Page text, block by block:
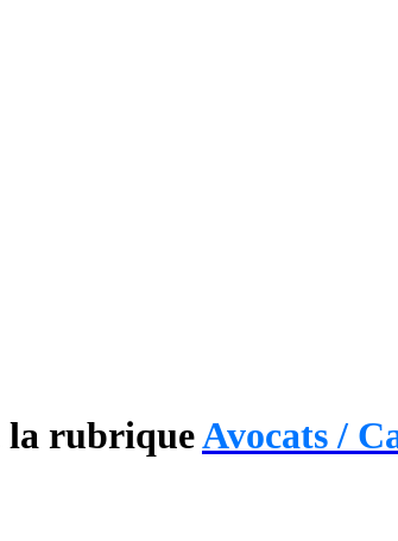
la rubriqueAvocats /